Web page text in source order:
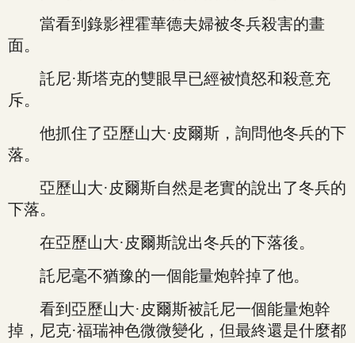
當看到錄影裡霍華德夫婦被冬兵殺害的畫
面。
託尼·斯塔克的雙眼早已經被憤怒和殺意充
斥。
他抓住了亞歷山大·皮爾斯，詢問他冬兵的下
落。
亞歷山大·皮爾斯自然是老實的說出了冬兵的
下落。
在亞歷山大·皮爾斯說出冬兵的下落後。
託尼毫不猶豫的一個能量炮幹掉了他。
看到亞歷山大·皮爾斯被託尼一個能量炮幹
掉，尼克·福瑞神色微微變化，但最終還是什麼都